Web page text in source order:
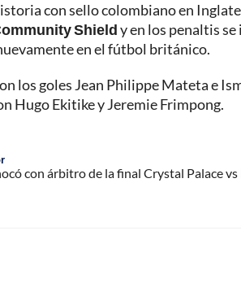
con sello colombiano en
Shieldy en los penaltis
en el fútbol británico.
los goles Jean Philippe Mateta e
Hugo Ekitike y Jeremie Frimpong.
con árbitro de la final Crystal Palace